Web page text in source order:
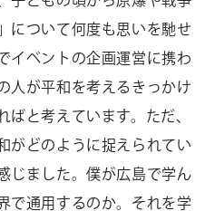
について何度も思いを馳せ
イベントの企画運営に携わ
人が平和を考えるきっかけ
ばと考えています。ただ、
がどのように捉えられてい
じました。僕が広島で学ん
で通用するのか。それを学